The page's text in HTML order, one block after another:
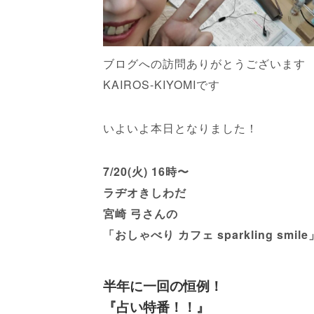
ブログへの訪問ありがとうございます
KAIROS-KIYOMIです
いよいよ本日となりました！
7/20(火) 16時〜
ラヂオきしわだ
宮崎 弓さんの
「おしゃべり カフェ sparkling smile
半年に一回の恒例 ！
『占い特番！！』